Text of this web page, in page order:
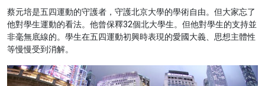
蔡元培是五四運動的守護者，守護北京大學的學術自由。但大家忘了
他對學生運動的看法。他曾保釋32個北大學生。但他對學生的支持並
非毫無底線的。學生在五四運動初興時表現的愛國大義、思想主體性
等慢慢受到消解。